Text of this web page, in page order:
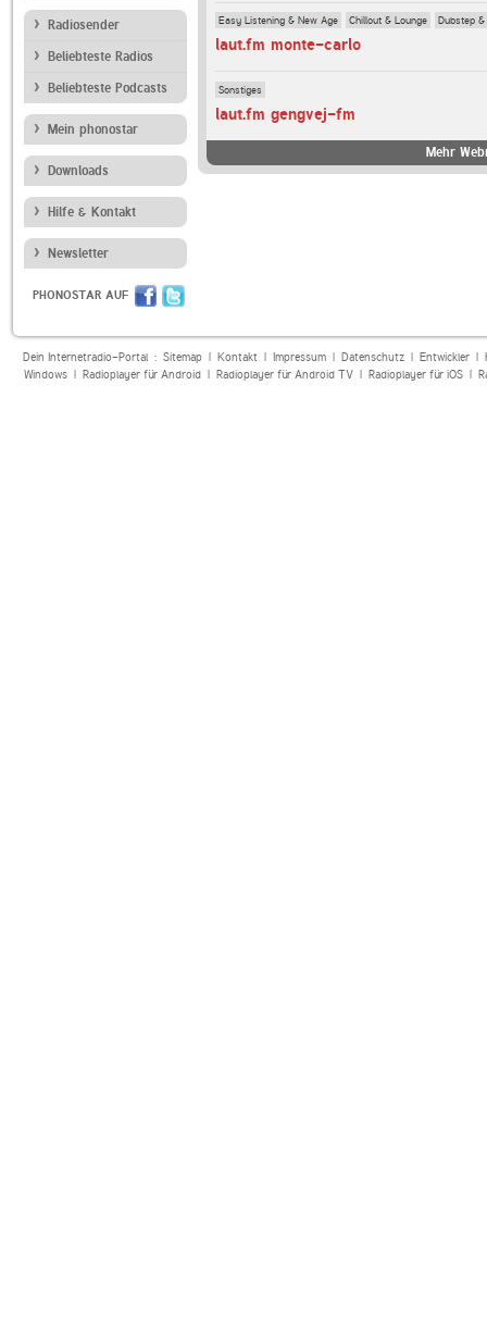
Radiosender
Beliebteste Radios
Beliebteste Podcasts
Mein phonostar
Downloads
Hilfe & Kontakt
Newsletter
PHONOSTAR AUF
Easy Listening & New Age Chillout & Lounge Dubstep
laut.fm monte-carlo
Sonstiges
laut.fm gengvej-fm
Mehr
Dein Internetradio-Portal : Sitemap| Kontakt| Impressum| Datenschutz| Entwickler|
Windows| Radioplayer für Android| Radioplayer für Android TV| Radioplayer für iOS|